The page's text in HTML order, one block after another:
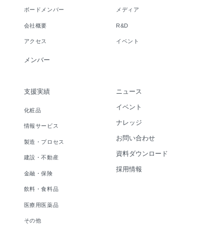
ボードメンバー
会社概要
アクセス
メンバー
メディア
R&D
イベント
支援実績
化粧品
情報サービス
製造・プロセス
建設・不動産
金融・保険
飲料・食料品
医療用医薬品
その他
ニュース
イベント
ナレッジ
お問い合わせ
資料ダウンロード
採用情報